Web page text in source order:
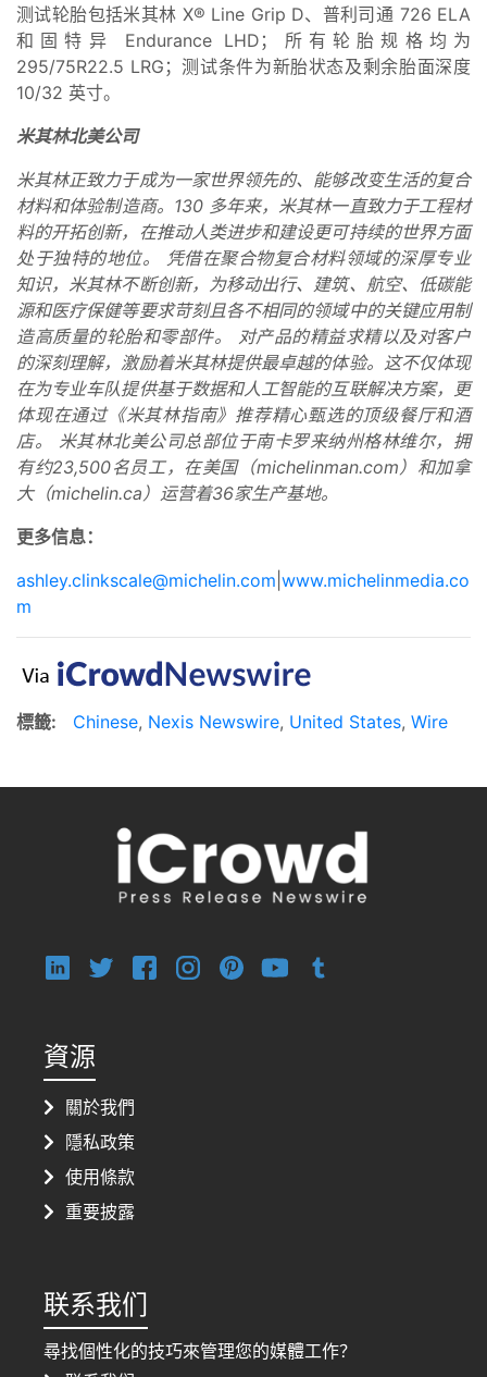
测试轮胎包括米其林 X® Line Grip D、普利司通 726 ELA
和固特异 Endurance LHD；所有轮胎规格均为
295/75R22.5 LRG；测试条件为新胎状态及剩余胎面深度
10/32 英寸。
米其林北美公司
米其林正致力于成为一家世界领先的、能够改变生活的复合
材料和体验制造商。130 多年来，米其林一直致力于工程材
料的开拓创新，在推动人类进步和建设更可持续的世界方面
处于独特的地位。 凭借在聚合物复合材料领域的深厚专业
知识，米其林不断创新，为移动出行、建筑、航空、低碳能
源和医疗保健等要求苛刻且各不相同的领域中的关键应用制
造高质量的轮胎和零部件。 对产品的精益求精以及对客户
的深刻理解，激励着米其林提供最卓越的体验。这不仅体现
在为专业车队提供基于数据和人工智能的互联解决方案，更
体现在通过《米其林指南》推荐精心甄选的顶级餐厅和酒
店。 米其林北美公司总部位于南卡罗来纳州格林维尔，拥
有约23,500名员工，在美国（michelinman.com）和加拿
大（michelin.ca）运营着36家生产基地。
更多信息：
ashley.clinkscale@michelin.com www.michelinmedia.co
m
標籤: Chinese, Nexis Newswire, United States, Wire
資源
關於我們
隱私政策
使用條款
重要披露
联系我们
尋找個性化的技巧來管理您的媒體工作？